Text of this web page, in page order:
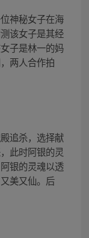
神秘女子在海
该女子是其经
子是林一的妈
两人合作拍
追杀，选择献
此时阿银的灵
银的灵魂以透
美又仙。后